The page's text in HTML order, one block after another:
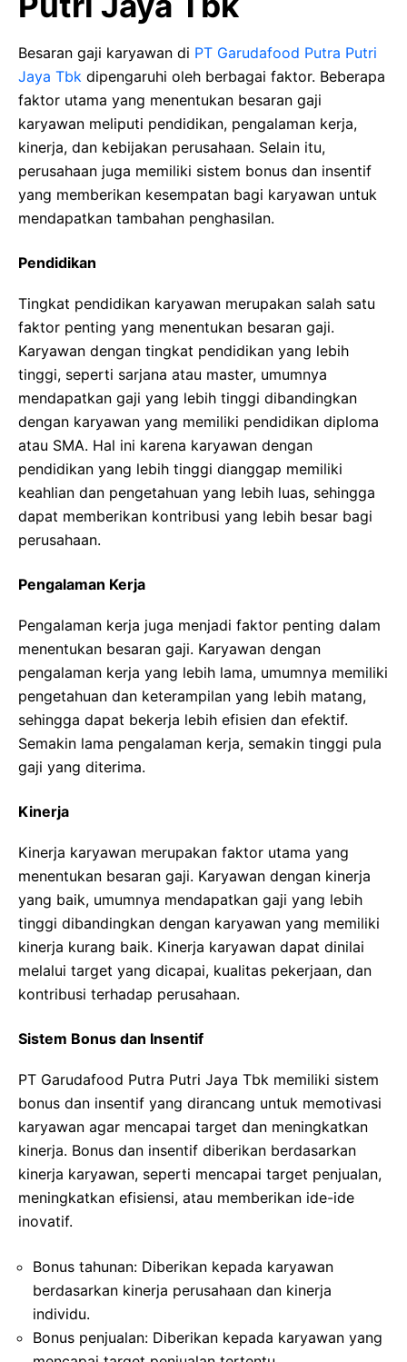
Besaran gaji karyawan di PT Garudafood Putra Putri
Jaya Tbk dipengaruhi oleh berbagai faktor. Beberapa
faktor utama yang menentukan besaran gaji
karyawan meliputi pendidikan, pengalaman kerja,
kinerja, dan kebijakan perusahaan. Selain itu,
perusahaan juga memiliki sistem bonus dan insentif
yang memberikan kesempatan bagi karyawan untuk
mendapatkan tambahan penghasilan.
Pendidikan
Tingkat pendidikan karyawan merupakan salah satu
faktor penting yang menentukan besaran gaji.
Karyawan dengan tingkat pendidikan yang lebih
tinggi, seperti sarjana atau master, umumnya
mendapatkan gaji yang lebih tinggi dibandingkan
dengan karyawan yang memiliki pendidikan diploma
atau SMA. Hal ini karena karyawan dengan
pendidikan yang lebih tinggi dianggap memiliki
keahlian dan pengetahuan yang lebih luas, sehingga
dapat memberikan kontribusi yang lebih besar bagi
perusahaan.
Pengalaman Kerja
Pengalaman kerja juga menjadi faktor penting dalam
menentukan besaran gaji. Karyawan dengan
pengalaman kerja yang lebih lama, umumnya memiliki
pengetahuan dan keterampilan yang lebih matang,
sehingga dapat bekerja lebih efisien dan efektif.
Semakin lama pengalaman kerja, semakin tinggi pula
gaji yang diterima.
Kinerja
Kinerja karyawan merupakan faktor utama yang
menentukan besaran gaji. Karyawan dengan kinerja
yang baik, umumnya mendapatkan gaji yang lebih
tinggi dibandingkan dengan karyawan yang memiliki
kinerja kurang baik. Kinerja karyawan dapat dinilai
melalui target yang dicapai, kualitas pekerjaan, dan
kontribusi terhadap perusahaan.
Sistem Bonus dan Insentif
PT Garudafood Putra Putri Jaya Tbk memiliki sistem
bonus dan insentif yang dirancang untuk memotivasi
karyawan agar mencapai target dan meningkatkan
kinerja. Bonus dan insentif diberikan berdasarkan
kinerja karyawan, seperti mencapai target penjualan,
meningkatkan efisiensi, atau memberikan ide-ide
inovatif.
Bonus tahunan: Diberikan kepada karyawan
berdasarkan kinerja perusahaan dan kinerja
individu.
Bonus penjualan: Diberikan kepada karyawan yang